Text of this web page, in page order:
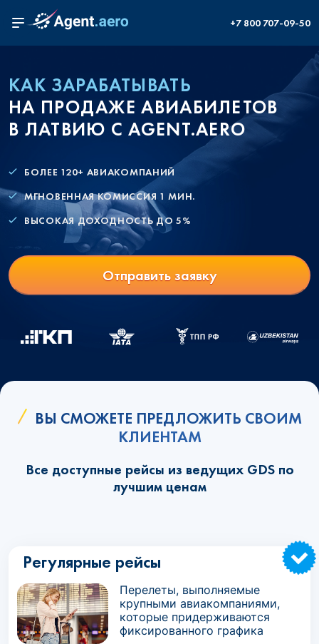
+7 800 707-09-50
КАК ЗАРАБАТЫВАТЬ
НА ПРОДАЖЕ АВИАБИЛЕТОВ
В ЛАТВИЮ С AGENT.AERO
БОЛЕЕ 120+ АВИАКОМПАНИЙ
МГНОВЕННАЯ КОМИССИЯ 1 МИН.
ВЫСОКАЯ ДОХОДНОСТЬ ДО 5%
Отправить заявку
ВЫ СМОЖЕТЕ ПРЕДЛОЖИТЬ СВОИМ
КЛИЕНТАМ
Все доступные рейсы из ведущих GDS по
лучшим ценам
Регулярные рейсы
Перелеты, выполняемые
крупными авиакомпаниями,
которые придерживаются
фиксированного графика